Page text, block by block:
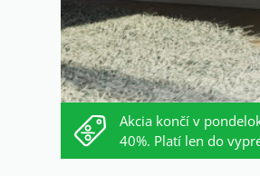
Akcia končí v
40%. Platí len do